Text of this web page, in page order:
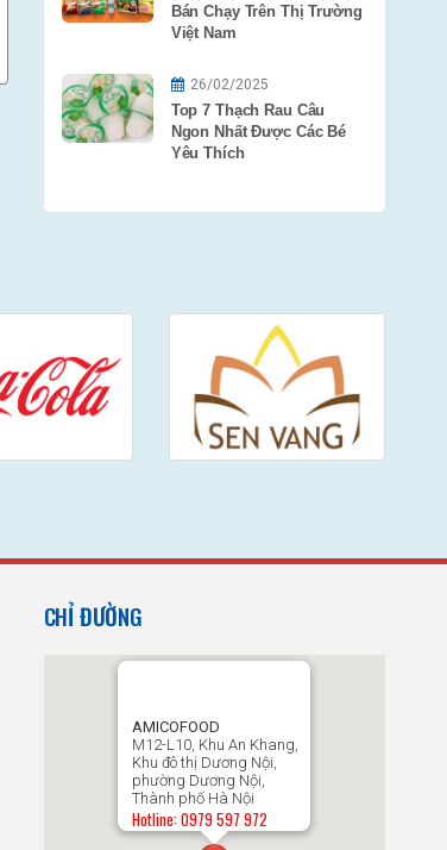
Bán Chạy Trên Thị Trường
Việt Nam
26/02/2025
Top 7 Thạch Rau Câu
Ngon Nhất Được Các Bé
Yêu Thích
CHỈ ĐƯỜNG
AMICOFOOD
M12-L10, Khu An Khang,
Khu đô thị Dương Nội,
phường Dương Nội,
Thành phố Hà Nội
Hotline: 0979 597 972